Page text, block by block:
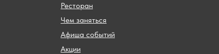
Ресторан
Акции
Афиша событий
Чем заняться